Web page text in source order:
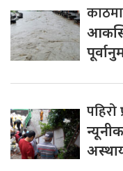
पहिरो